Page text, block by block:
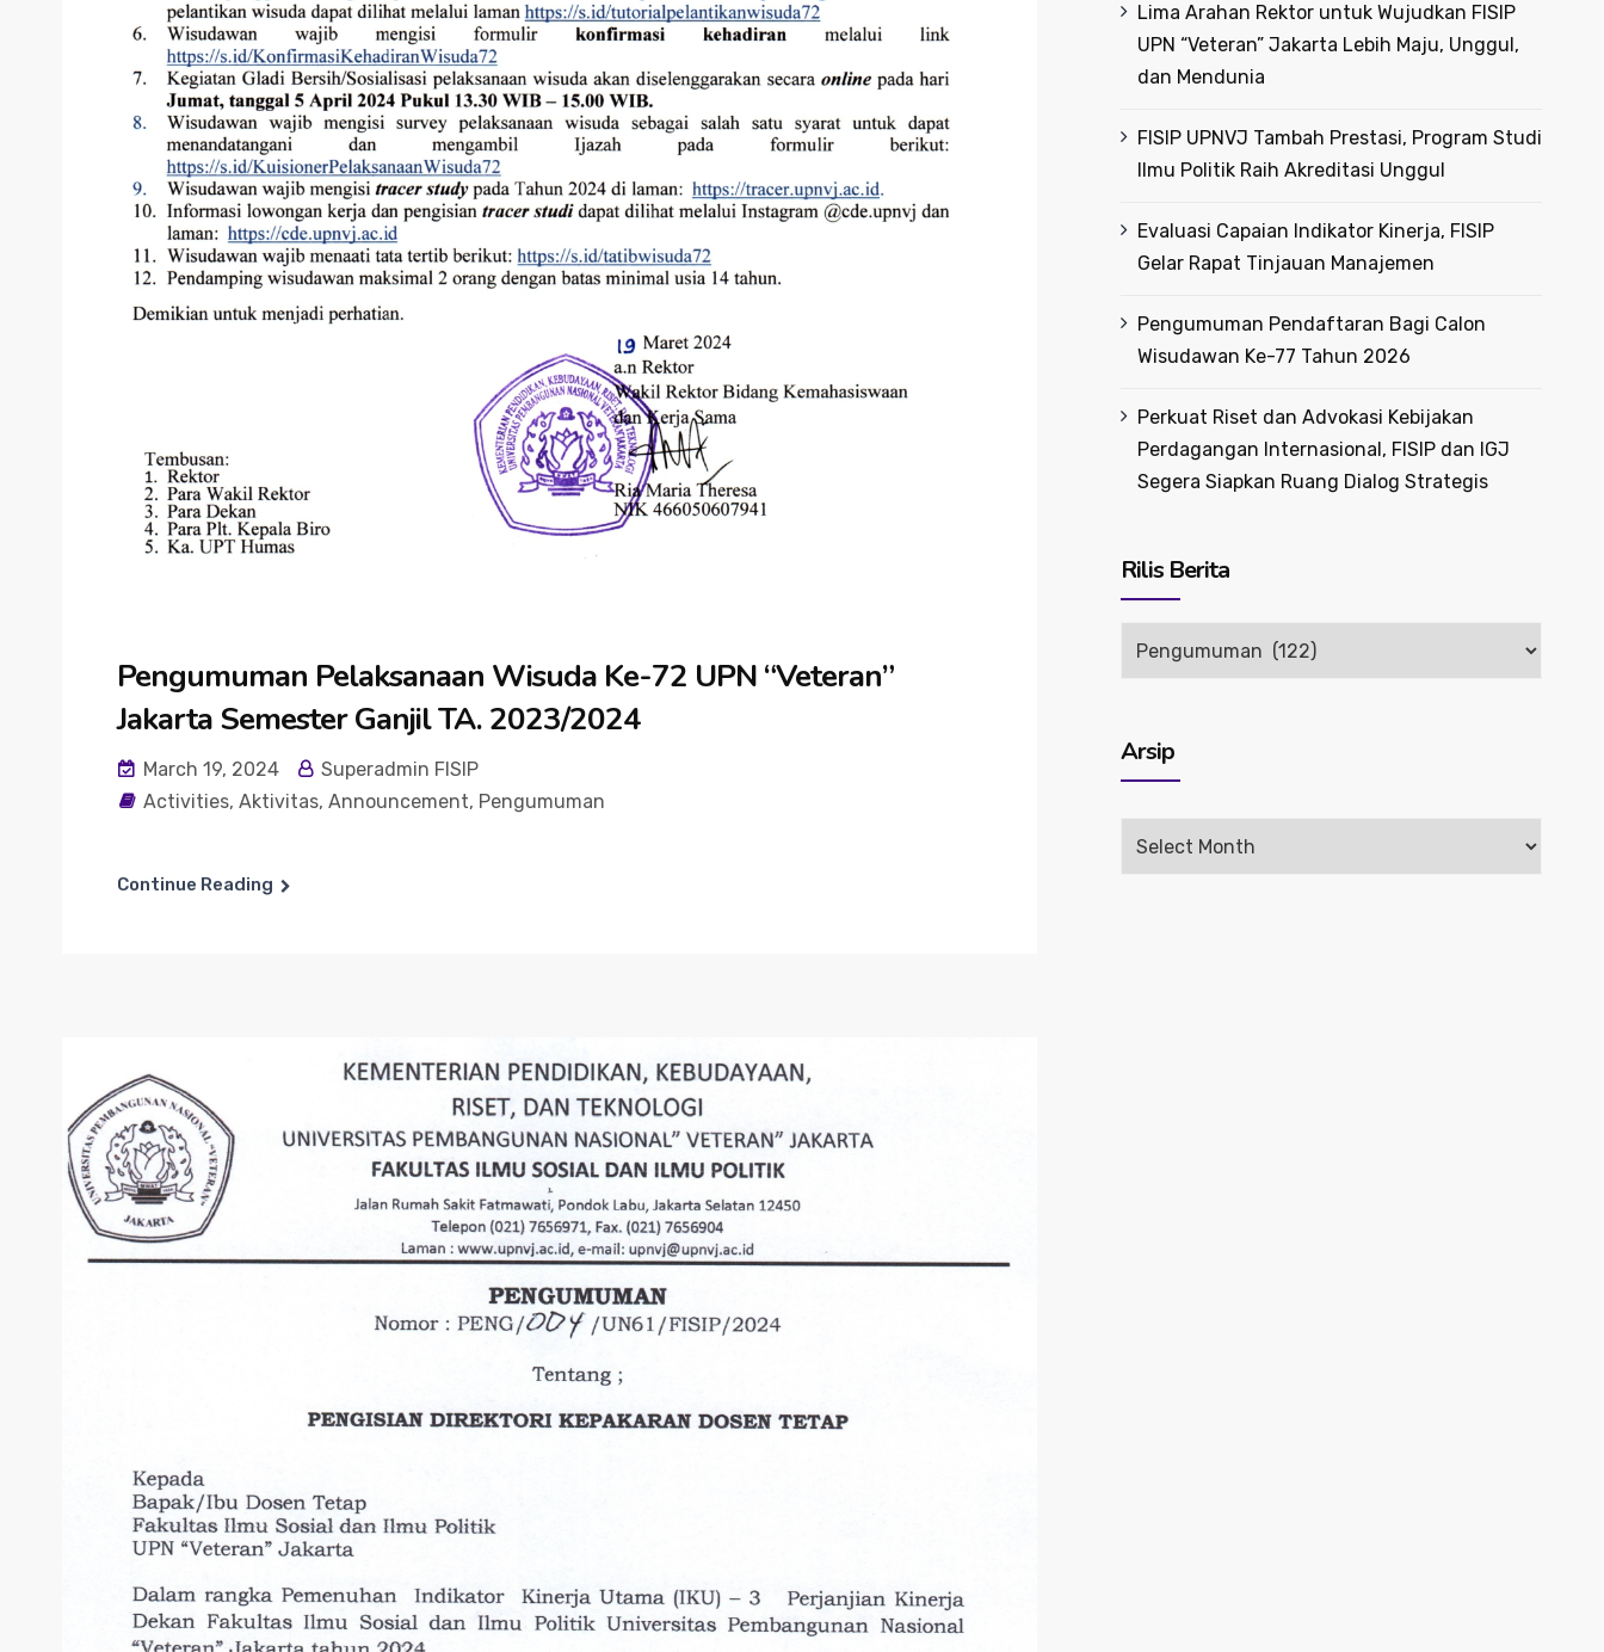
Pengumuman Pelaksanaan Wisuda Ke-72 UPN “Veteran”
Jakarta Semester Ganjil TA. 2023/2024
March 19, 2024
Superadmin FISIP
Activities, Aktivitas, Announcement, Pengumuman
Continue Reading
Lima Arahan Rektor untuk Wujudkan FISIP
UPN “Veteran” Jakarta Lebih Maju, Unggul,
dan Mendunia
FISIP UPNVJ Tambah Prestasi, Program Studi
Ilmu Politik Raih Akreditasi Unggul
Evaluasi Capaian Indikator Kinerja, FISIP
Gelar Rapat Tinjauan Manajemen
Pengumuman Pendaftaran Bagi Calon
Wisudawan Ke-77 Tahun 2026
Perkuat Riset dan Advokasi Kebijakan
Perdagangan Internasional, FISIP dan IGJ
Segera Siapkan Ruang Dialog Strategis
Rilis Berita
Rilis
Arsip
Arsip